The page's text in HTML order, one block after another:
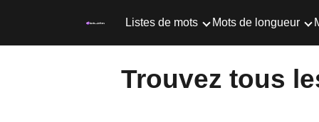
Listes de mots Mots de longueur
Trouvez tous